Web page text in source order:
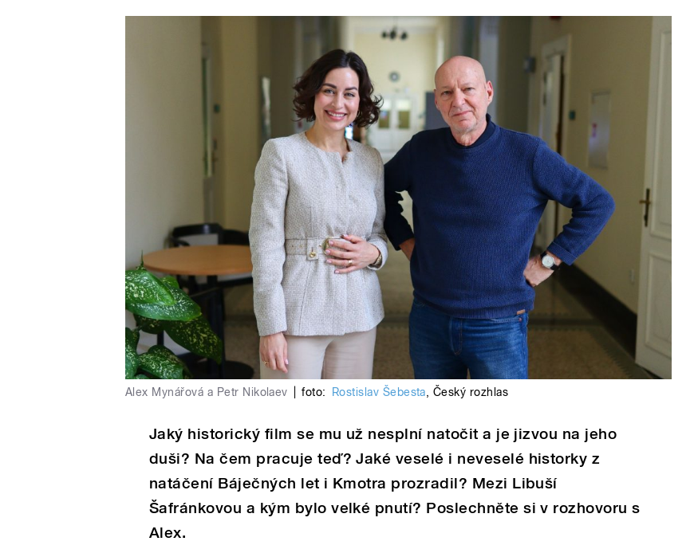
Alex Mynářová a Petr Nikolaev foto: Rostislav Šebesta, Český rozhlas
Jaký historický film se mu už nesplní natočit a je jizvou na jeho
duši? Na čem pracuje teď? Jaké veselé i neveselé historky z
natáčení Báječných let i Kmotra prozradil? Mezi Libuší
Šafránkovou a kým bylo velké pnutí? Poslechněte si v rozhovoru s
Alex.